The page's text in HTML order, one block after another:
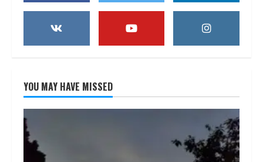
YOU MAY HAVE MISSED